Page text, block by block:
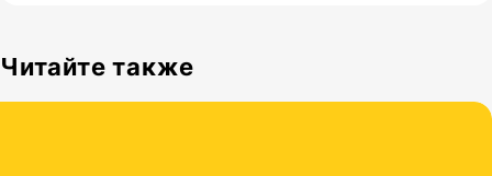
Читайте также